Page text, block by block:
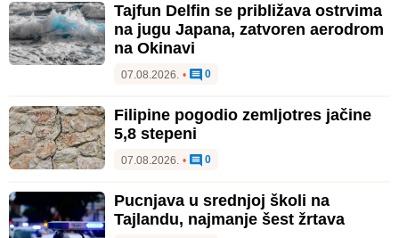
Tajfun Delfin se približava ostrvima
na jugu Japana, zatvoren aerodrom
na Okinavi
07.08.2026. • 0
Filipine pogodio zemljotres jačine
5,8 stepeni
07.08.2026. • 0
Pucnjava u srednjoj školi na
Tajlandu, najmanje šest žrtava